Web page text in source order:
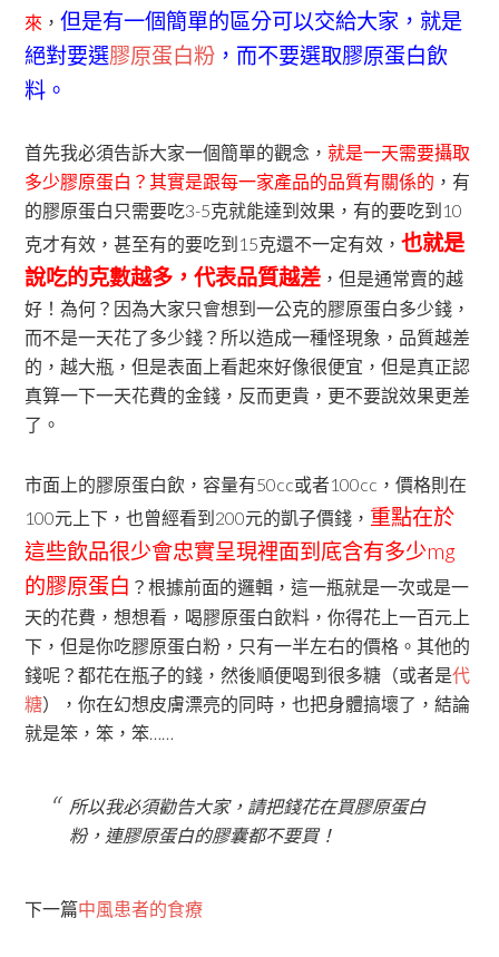
來 ，但是有一個簡單的區分可以交給大家，就是
絕對要選膠原蛋白粉 ，而不要選取膠原蛋白飲
料。
首先我必須告訴大家一個簡單的觀念，就是一天需要攝取
多少膠原蛋白？其實是跟每一家產品的品質有關係的 ，有
的膠原蛋白只需要吃3-5克就能達到效果，有的要吃到10
克才有效，甚至有的要吃到15克還不一定有效，也就是
說吃的克數越多，代表品質越差 ，但是通常賣的越
好！為何？因為大家只會想到一公克的膠原蛋白多少錢，
而不是一天花了多少錢？所以造成一種怪現象，品質越差
的，越大瓶，但是表面上看起來好像很便宜，但是真正認
真算一下一天花費的金錢，反而更貴，更不要說效果更差
了。
市面上的膠原蛋白飲，容量有50cc或者100cc，價格則在
100元上下，也曾經看到200元的凱子價錢， 重點在於
這些飲品很少會忠實呈現裡面到底含有多少mg
的膠原蛋白 ？根據前面的邏輯，這一瓶就是一次或是一
天的花費，想想看，喝膠原蛋白飲料，你得花上一百元上
下，但是你吃膠原蛋白粉，只有一半左右的價格。其他的
錢呢？都花在瓶子的錢，然後順便喝到很多糖（或者是代
糖），你在幻想皮膚漂亮的同時，也把身體搞壞了，結論
就是笨，笨，笨……
所以我必須勸告大家，請把錢花在買膠原蛋白
粉，連膠原蛋白的膠囊都不要買！
下一篇中風患者的食療